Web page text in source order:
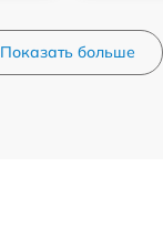
Показать больше